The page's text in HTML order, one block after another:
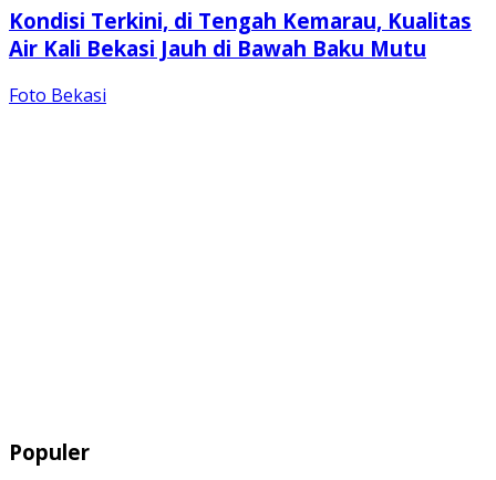
Kondisi Terkini, di Tengah Kemarau, Kualitas
Air Kali Bekasi Jauh di Bawah Baku Mutu
Foto Bekasi
Populer